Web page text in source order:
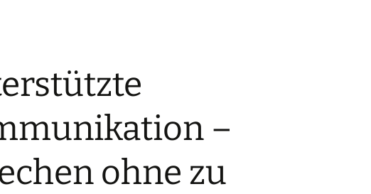
Remscheid
Rheinberg
Schermbeck
–
ohne zu